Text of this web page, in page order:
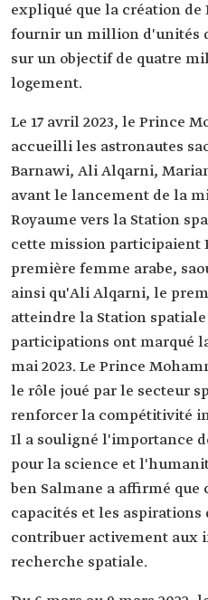
expliqué que la création de
fournir un million d'unités
sur un objectif de quatre
logement.
Le 17 avril 2023, le Prince
accueilli les astronautes
Barnawi, Ali Alqarni,
avant le lancement de la
Royaume vers la Station
cette mission participaient
première femme arabe,
ainsi qu'Ali Alqarni, le
atteindre la Station
participations ont marqué
mai 2023. Le Prince
le rôle joué par le secteur
renforcer la compétitivité
Il a souligné l'importance
pour la science et
ben Salmane a affirmé
capacités et les aspirations
contribuer activement aux
recherche spatiale.